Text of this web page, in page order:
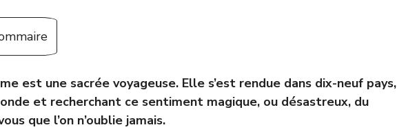
est une sacrée voyageuse. Elle s’est rendue dans dix-neuf pays,
et recherchant ce sentiment magique, ou désastreux, du
que l’on n’oublie jamais.